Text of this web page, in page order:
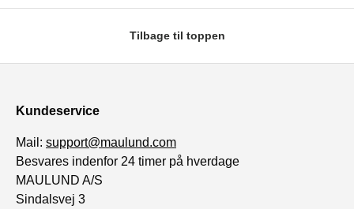
Tilbage til toppen
Kundeservice
Mail: support@maulund.com
Besvares indenfor 24 timer på hverdage
MAULUND A/S
Sindalsvej 3